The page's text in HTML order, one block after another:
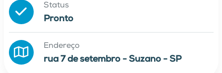
Status
Pronto
Endereço
rua 7 de setembro - Suzano - SP